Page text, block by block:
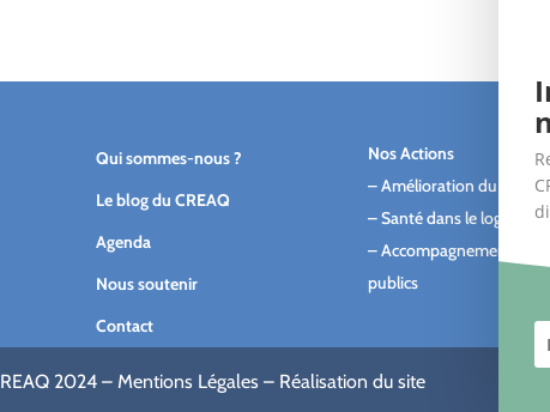
Qui sommes-nous ?
Le blog du CREAQ
Agenda
Nous soutenir
Contact
Nos Actions
–Amélioration du bâti
–Santé dans le logement
–Accompagnement des
publics
2024 – Mentions Légales – Réalisation du site